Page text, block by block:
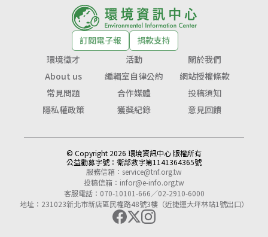
訂閱電子報
捐款支持
環境徵才
活動
關於我們
About us
編輯室自律公約
網站授權條款
常見問題
合作媒體
投稿須知
隱私權政策
獲獎紀錄 意見回饋
© Copyright 2026 環境資訊中心 版權所有
公益勸募字號： 衛部救字第1141364365號
服務信箱： service@tnf.org.tw
投稿信箱： infor@e-info.org.tw
客服電話：070-10101-666／02-2910-6000
地址：231023新北市新店區民權路48號3樓（近捷運大坪林站1號出口）